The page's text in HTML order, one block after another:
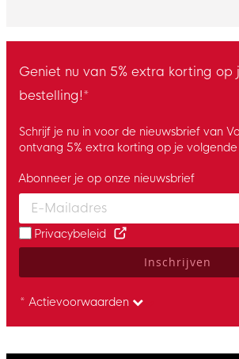
Geniet nu van 5% extra korting op
bestelling!*
Schrijf je nu in voor de nieuwsbrief van
ontvang 5% extra korting op je
Enter your email and accept the privacy
Abonneer je op onze nieuwsbrief
Privacybeleid
Inschrijven
* Actievoorwaarden